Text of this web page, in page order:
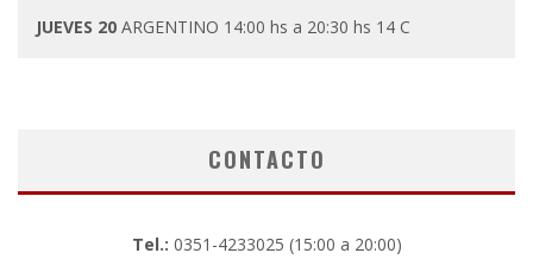
JUEVES 20 ARGENTINO 14:00 hs a 20:30 hs 14 C
CONTACTO
Tel.: 0351-4233025 (15:00 a 20:00)